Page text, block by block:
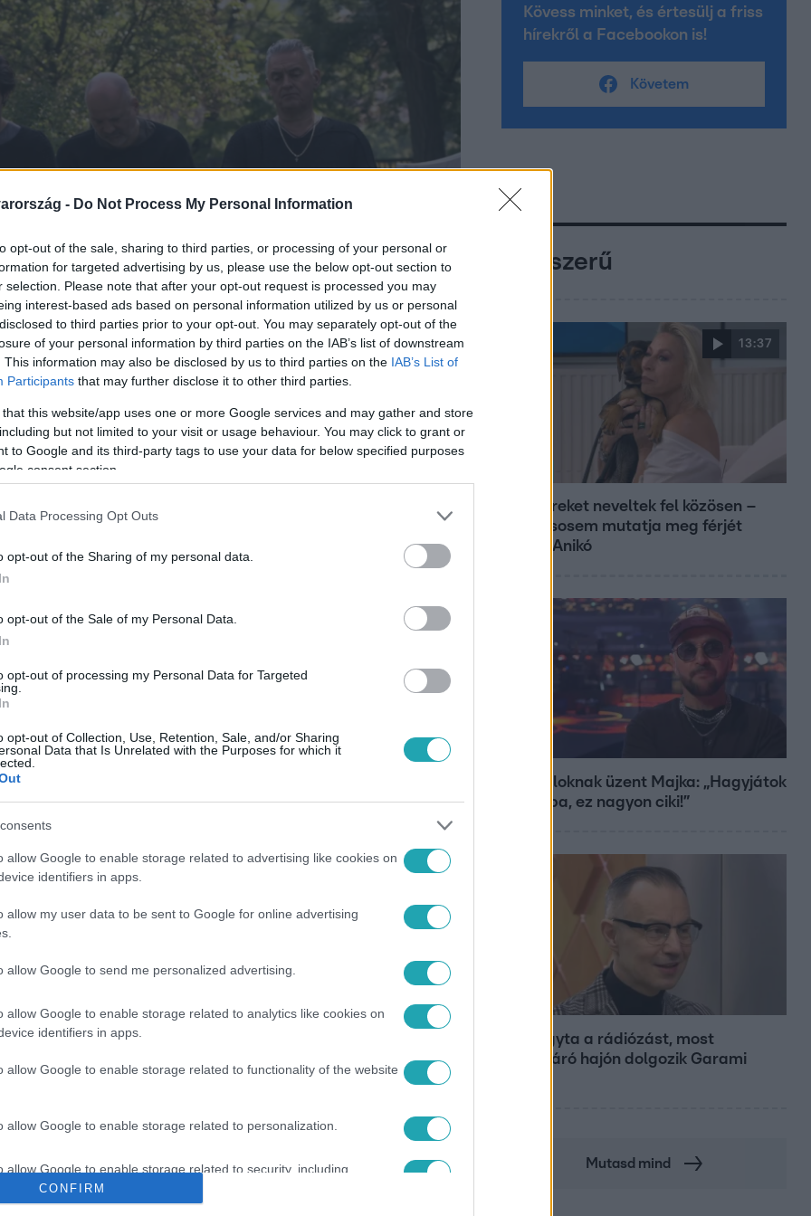
- Do Not Process My Personal Information
opt-out of the sale, sharing to third parties, or processing of your personal or
for targeted advertising by us, please use the below opt-out section to
selection. Please note that after your opt-out request is processed you may
interest-based ads based on personal information utilized by us or personal
to third parties prior to your opt-out. You may separately opt-out of the
of your personal information by third parties on the IAB’s list of downstream
This information may also be disclosed by us to third parties on the IAB’s List of
Participants that may further disclose it to other third parties.
that this website/app uses one or more Google services and may gather and store
but not limited to your visit or usage behaviour. You may click to grant or
to Google and its third-party tags to use your data for below specified purposes
consent section.
Data Processing Opt Outs
opt-out of the Sharing of my personal data.
opt-out of the Sale of my Personal Data.
opt-out of processing my Personal Data for Targeted
opt-out of Collection, Use, Retention, Sale, and/or Sharing
Data that Is Unrelated with the Purposes for which it
allow Google to enable storage related to advertising like cookies on
identifiers in apps.
allow my user data to be sent to Google for online advertising
allow Google to send me personalized advertising.
allow Google to enable storage related to analytics like cookies on
identifiers in apps.
allow Google to enable storage related to functionality of the website
allow Google to enable storage related to personalization.
allow Google to enable storage related to security, including
functionality and fraud prevention, and other user protection.
CONFIRM
a terhét, hogy akaratán kívül lelőtte
(Faragó András), Viktorral
Márk) kiment a temetőbe, hogy a
és ajándékot is vitt az elhunytnak.
szeptemberben az RTL+ felületén!
legyen a Google-találatokban!
#FARAGÓ ANDRÁS #THURÓCZY SZABOLCS # EMBER MÁRK
Kövess minket, és értesülj a friss
hírekről a Facebookon is!
Követem
Népszerű
13:37
Öt gyereket neveltek fel közösen –
szinte sosem mutatja meg férjét
Ungár Anikó
A fiataloknak üzent Majka: „Hagyjátok
ezt abba, ez nagyon ciki!”
Otthagyta a rádiózást, most
óceánjáró hajón dolgozik Garami
Mutasd mind